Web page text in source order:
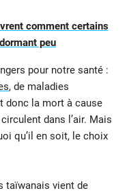
comment certains
peu
pour notre santé :
, de maladies
donc la mort à cause
dans l’air. Mais
qu’il en soit, le choix
taïwanais vient de